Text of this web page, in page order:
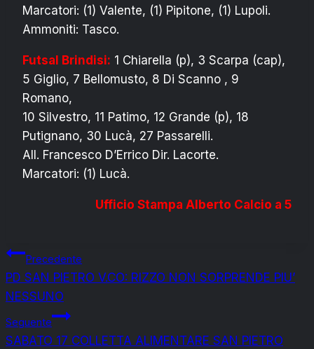
Marcatori: (1) Valente, (1) Pipitone, (1) Lupoli.
Ammoniti: Tasco.
Futsal Brindisi: 1 Chiarella (p), 3 Scarpa (cap),
5 Giglio, 7 Bellomusto, 8 Di Scanno , 9
Romano,
10 Silvestro, 11 Patimo, 12 Grande (p), 18
Putignano, 30 Lucà, 27 Passarelli.
All. Francesco D’Errico Dir. Lacorte.
Marcatori: (1) Lucà.
Ufficio Stampa Alberto Calcio a 5
Navigazione
articoli
Precedente
PD SAN PIETRO V.CO: RIZZO NON SORPRENDE PIU’
NESSUNO
Seguente
SABATO 17 COLLETTA ALIMENTARE SAN PIETRO